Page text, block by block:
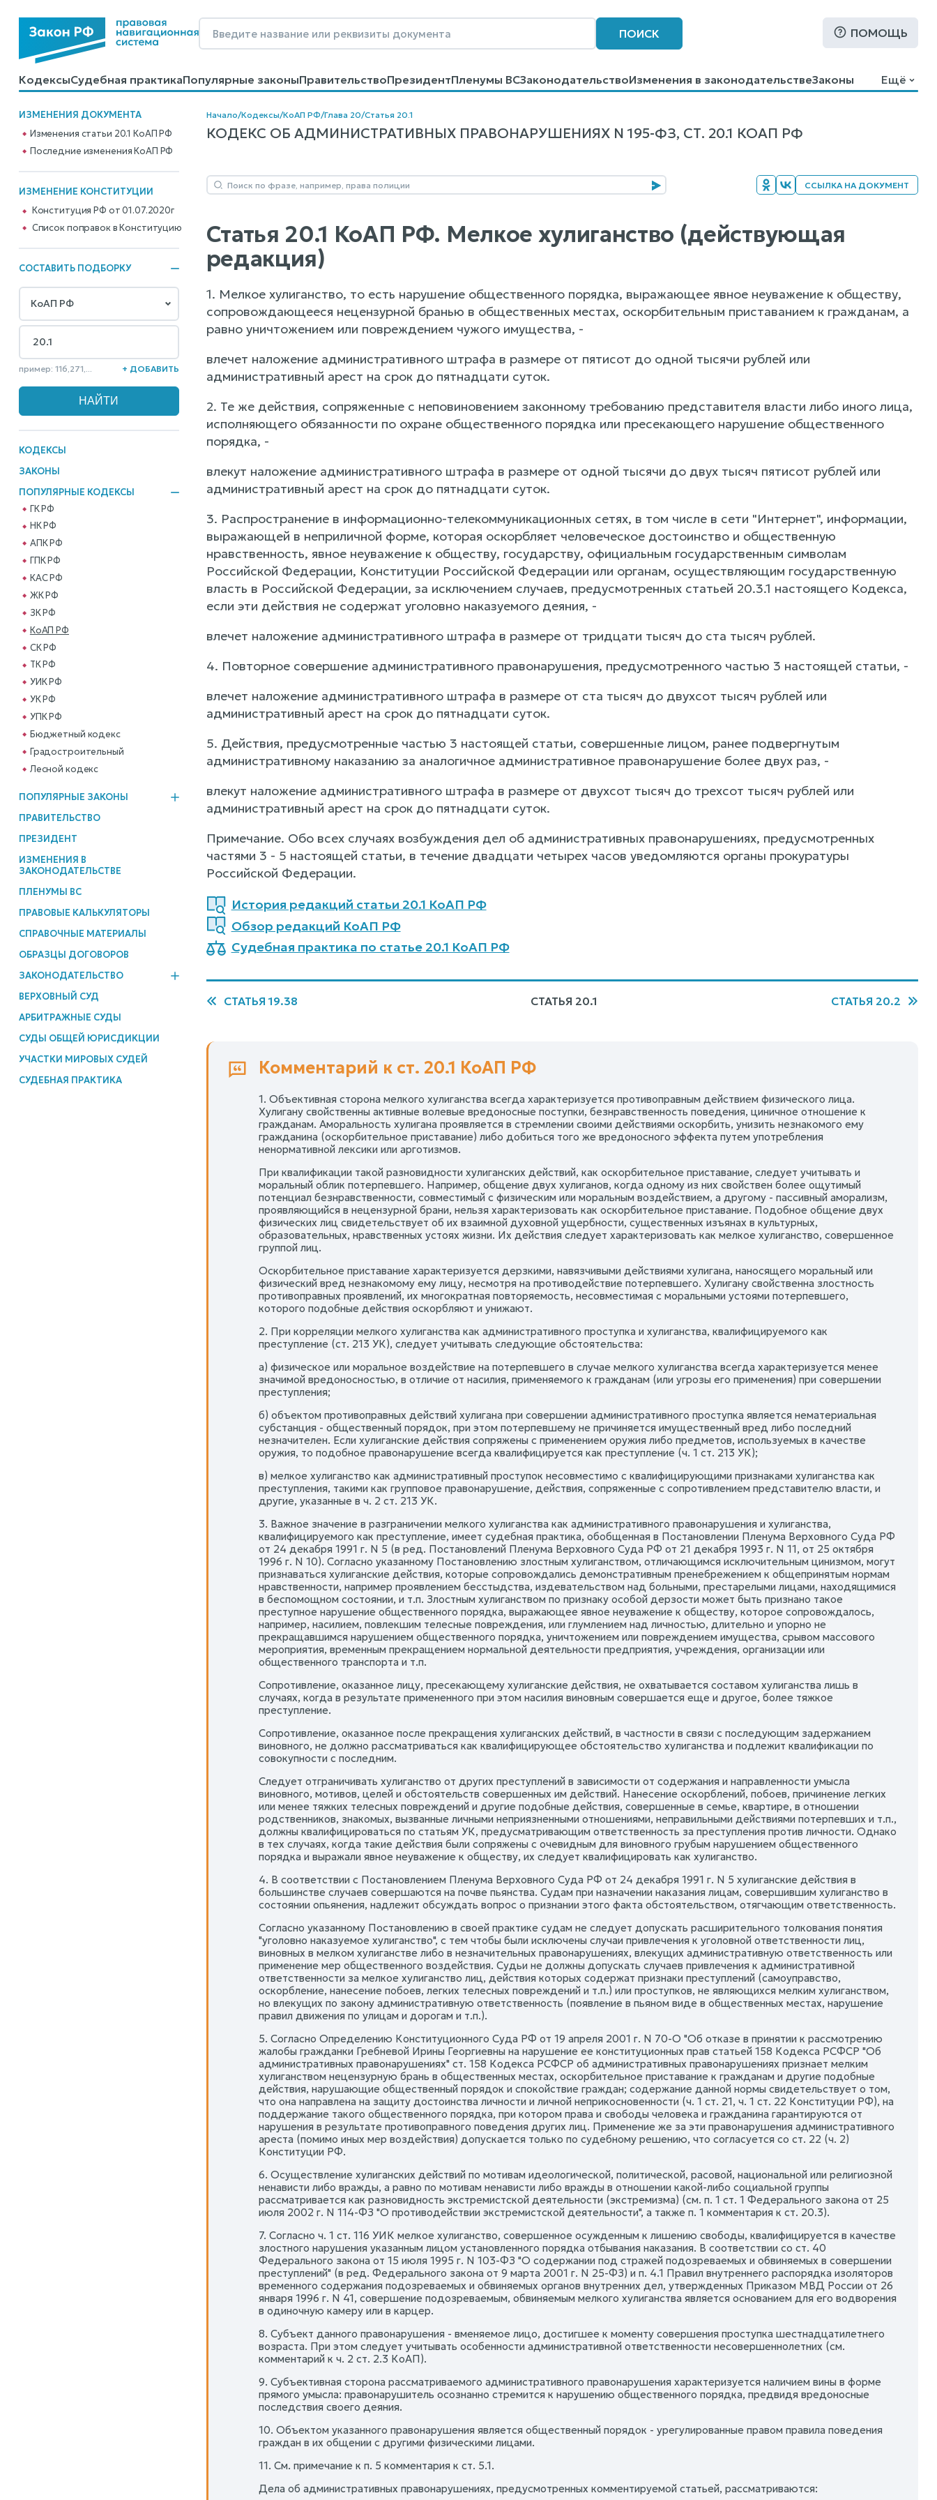
ПОИСК ПОМОЩЬ
КодексыСудебная практикаПопулярные законыПравительствоПрезидентПленумы ВСЗаконодательствоИзменения в законодательствеЗаконы
КалькуляторыСправочные материалыОбразцы договоровКонтактыПомощьПоиск
Ещё
ИЗМЕНЕНИЯ ДОКУМЕНТА
Изменения статьи 20.1 КоАП РФ
Последние изменения КоАП РФ
ИЗМЕНЕНИЕ КОНСТИТУЦИИ
Конституция РФ от 01.07.2020г
Cписок поправок в Конституцию
СОСТАВИТЬ ПОДБОРКУ
пример: 116,271,... + ДОБАВИТЬ
КОДЕКСЫ
ЗАКОНЫ
ПОПУЛЯРНЫЕ КОДЕКСЫ
ГК РФ
НК РФ
АПК РФ
ГПК РФ
КАС РФ
ЖК РФ
ЗК РФ
КоАП РФ
СК РФ
ТК РФ
УИК РФ
УК РФ
УПК РФ
Бюджетный кодекс
Градостроительный
Лесной кодекс
ПОПУЛЯРНЫЕ ЗАКОНЫ
ПРАВИТЕЛЬСТВО
ПРЕЗИДЕНТ
ИЗМЕНЕНИЯ В
ЗАКОНОДАТЕЛЬСТВЕ
ПЛЕНУМЫ ВС
ПРАВОВЫЕ КАЛЬКУЛЯТОРЫ
СПРАВОЧНЫЕ МАТЕРИАЛЫ
ОБРАЗЦЫ ДОГОВОРОВ
ЗАКОНОДАТЕЛЬСТВО
ВЕРХОВНЫЙ СУД
АРБИТРАЖНЫЕ СУДЫ
СУДЫ ОБЩЕЙ ЮРИСДИКЦИИ
УЧАСТКИ МИРОВЫХ СУДЕЙ
СУДЕБНАЯ ПРАКТИКА
Начало/Кодексы/КоАП РФ/Глава 20/Статья 20.1
КОДЕКС ОБ АДМИНИСТРАТИВНЫХ ПРАВОНАРУШЕНИЯХ N 195-ФЗ, СТ. 20.1 КОАП РФ
ССЫЛКА НА ДОКУМЕНТ
Статья 20.1 КоАП РФ. Мелкое хулиганство (действующая
редакция)
1. Мелкое хулиганство, то есть нарушение общественного порядка, выражающее явное неуважение к обществу,
сопровождающееся нецензурной бранью в общественных местах, оскорбительным приставанием к гражданам, а
равно уничтожением или повреждением чужого имущества, -
влечет наложение административного штрафа в размере от пятисот до одной тысячи рублей или
административный арест на срок до пятнадцати суток.
2. Те же действия, сопряженные с неповиновением законному требованию представителя власти либо иного лица,
исполняющего обязанности по охране общественного порядка или пресекающего нарушение общественного
порядка, -
влекут наложение административного штрафа в размере от одной тысячи до двух тысяч пятисот рублей или
административный арест на срок до пятнадцати суток.
3. Распространение в информационно-телекоммуникационных сетях, в том числе в сети "Интернет", информации,
выражающей в неприличной форме, которая оскорбляет человеческое достоинство и общественную
нравственность, явное неуважение к обществу, государству, официальным государственным символам
Российской Федерации, Конституции Российской Федерации или органам, осуществляющим государственную
власть в Российской Федерации, за исключением случаев, предусмотренных статьей 20.3.1 настоящего Кодекса,
если эти действия не содержат уголовно наказуемого деяния, -
влечет наложение административного штрафа в размере от тридцати тысяч до ста тысяч рублей.
4. Повторное совершение административного правонарушения, предусмотренного частью 3 настоящей статьи, -
влечет наложение административного штрафа в размере от ста тысяч до двухсот тысяч рублей или
административный арест на срок до пятнадцати суток.
5. Действия, предусмотренные частью 3 настоящей статьи, совершенные лицом, ранее подвергнутым
административному наказанию за аналогичное административное правонарушение более двух раз, -
влекут наложение административного штрафа в размере от двухсот тысяч до трехсот тысяч рублей или
административный арест на срок до пятнадцати суток.
Примечание. Обо всех случаях возбуждения дел об административных правонарушениях, предусмотренных
частями 3 - 5 настоящей статьи, в течение двадцати четырех часов уведомляются органы прокуратуры
Российской Федерации.
История редакций статьи 20.1 КоАП РФ
Обзор редакций КоАП РФ
Судебная практика по статье 20.1 КоАП РФ
СТАТЬЯ 19.38 СТАТЬЯ 20.1 СТАТЬЯ 20.2
Комментарий к ст. 20.1 КоАП РФ
1. Объективная сторона мелкого хулиганства всегда характеризуется противоправным действием физического лица.
Хулигану свойственны активные волевые вредоносные поступки, безнравственность поведения, циничное отношение к
гражданам. Аморальность хулигана проявляется в стремлении своими действиями оскорбить, унизить незнакомого ему
гражданина (оскорбительное приставание) либо добиться того же вредоносного эффекта путем употребления
ненормативной лексики или арготизмов.
При квалификации такой разновидности хулиганских действий, как оскорбительное приставание, следует учитывать и
моральный облик потерпевшего. Например, общение двух хулиганов, когда одному из них свойствен более ощутимый
потенциал безнравственности, совместимый с физическим или моральным воздействием, а другому - пассивный аморализм,
проявляющийся в нецензурной брани, нельзя характеризовать как оскорбительное приставание. Подобное общение двух
физических лиц свидетельствует об их взаимной духовной ущербности, существенных изъянах в культурных,
образовательных, нравственных устоях жизни. Их действия следует характеризовать как мелкое хулиганство, совершенное
группой лиц.
Оскорбительное приставание характеризуется дерзкими, навязчивыми действиями хулигана, наносящего моральный или
физический вред незнакомому ему лицу, несмотря на противодействие потерпевшего. Хулигану свойственна злостность
противоправных проявлений, их многократная повторяемость, несовместимая с моральными устоями потерпевшего,
которого подобные действия оскорбляют и унижают.
2. При корреляции мелкого хулиганства как административного проступка и хулиганства, квалифицируемого как
преступление (ст. 213 УК), следует учитывать следующие обстоятельства:
а) физическое или моральное воздействие на потерпевшего в случае мелкого хулиганства всегда характеризуется менее
значимой вредоносностью, в отличие от насилия, применяемого к гражданам (или угрозы его применения) при совершении
преступления;
б) объектом противоправных действий хулигана при совершении административного проступка является нематериальная
субстанция - общественный порядок, при этом потерпевшему не причиняется имущественный вред либо последний
незначителен. Если хулиганские действия сопряжены с применением оружия либо предметов, используемых в качестве
оружия, то подобное правонарушение всегда квалифицируется как преступление (ч. 1 ст. 213 УК);
в) мелкое хулиганство как административный проступок несовместимо с квалифицирующими признаками хулиганства как
преступления, такими как групповое правонарушение, действия, сопряженные с сопротивлением представителю власти, и
другие, указанные в ч. 2 ст. 213 УК.
3. Важное значение в разграничении мелкого хулиганства как административного правонарушения и хулиганства,
квалифицируемого как преступление, имеет судебная практика, обобщенная в Постановлении Пленума Верховного Суда РФ
от 24 декабря 1991 г. N 5 (в ред. Постановлений Пленума Верховного Суда РФ от 21 декабря 1993 г. N 11, от 25 октября
1996 г. N 10). Согласно указанному Постановлению злостным хулиганством, отличающимся исключительным цинизмом, могут
признаваться хулиганские действия, которые сопровождались демонстративным пренебрежением к общепринятым нормам
нравственности, например проявлением бесстыдства, издевательством над больными, престарелыми лицами, находящимися
в беспомощном состоянии, и т.п. Злостным хулиганством по признаку особой дерзости может быть признано такое
преступное нарушение общественного порядка, выражающее явное неуважение к обществу, которое сопровождалось,
например, насилием, повлекшим телесные повреждения, или глумлением над личностью, длительно и упорно не
прекращавшимся нарушением общественного порядка, уничтожением или повреждением имущества, срывом массового
мероприятия, временным прекращением нормальной деятельности предприятия, учреждения, организации или
общественного транспорта и т.п.
Сопротивление, оказанное лицу, пресекающему хулиганские действия, не охватывается составом хулиганства лишь в
случаях, когда в результате примененного при этом насилия виновным совершается еще и другое, более тяжкое
преступление.
Сопротивление, оказанное после прекращения хулиганских действий, в частности в связи с последующим задержанием
виновного, не должно рассматриваться как квалифицирующее обстоятельство хулиганства и подлежит квалификации по
совокупности с последним.
Следует отграничивать хулиганство от других преступлений в зависимости от содержания и направленности умысла
виновного, мотивов, целей и обстоятельств совершенных им действий. Нанесение оскорблений, побоев, причинение легких
или менее тяжких телесных повреждений и другие подобные действия, совершенные в семье, квартире, в отношении
родственников, знакомых, вызванные личными неприязненными отношениями, неправильными действиями потерпевших и т.п.,
должны квалифицироваться по статьям УК, предусматривающим ответственность за преступления против личности. Однако
в тех случаях, когда такие действия были сопряжены с очевидным для виновного грубым нарушением общественного
порядка и выражали явное неуважение к обществу, их следует квалифицировать как хулиганство.
4. В соответствии с Постановлением Пленума Верховного Суда РФ от 24 декабря 1991 г. N 5 хулиганские действия в
большинстве случаев совершаются на почве пьянства. Судам при назначении наказания лицам, совершившим хулиганство в
состоянии опьянения, надлежит обсуждать вопрос о признании этого факта обстоятельством, отягчающим ответственность.
Согласно указанному Постановлению в своей практике судам не следует допускать расширительного толкования понятия
"уголовно наказуемое хулиганство", с тем чтобы были исключены случаи привлечения к уголовной ответственности лиц,
виновных в мелком хулиганстве либо в незначительных правонарушениях, влекущих административную ответственность или
применение мер общественного воздействия. Судьи не должны допускать случаев привлечения к административной
ответственности за мелкое хулиганство лиц, действия которых содержат признаки преступлений (самоуправство,
оскорбление, нанесение побоев, легких телесных повреждений и т.п.) или проступков, не являющихся мелким хулиганством,
но влекущих по закону административную ответственность (появление в пьяном виде в общественных местах, нарушение
правил движения по улицам и дорогам и т.п.).
5. Согласно Определению Конституционного Суда РФ от 19 апреля 2001 г. N 70-О "Об отказе в принятии к рассмотрению
жалобы гражданки Гребневой Ирины Георгиевны на нарушение ее конституционных прав статьей 158 Кодекса РСФСР "Об
административных правонарушениях" ст. 158 Кодекса РСФСР об административных правонарушениях признает мелким
хулиганством нецензурную брань в общественных местах, оскорбительное приставание к гражданам и другие подобные
действия, нарушающие общественный порядок и спокойствие граждан; содержание данной нормы свидетельствует о том,
что она направлена на защиту достоинства личности и личной неприкосновенности (ч. 1 ст. 21, ч. 1 ст. 22 Конституции РФ), на
поддержание такого общественного порядка, при котором права и свободы человека и гражданина гарантируются от
нарушения в результате противоправного поведения других лиц. Применение же за эти правонарушения административного
ареста (помимо иных мер воздействия) допускается только по судебному решению, что согласуется со ст. 22 (ч. 2)
Конституции РФ.
6. Осуществление хулиганских действий по мотивам идеологической, политической, расовой, национальной или религиозной
ненависти либо вражды, а равно по мотивам ненависти либо вражды в отношении какой-либо социальной группы
рассматривается как разновидность экстремистской деятельности (экстремизма) (см. п. 1 ст. 1 Федерального закона от 25
июля 2002 г. N 114-ФЗ "О противодействии экстремистской деятельности", а также п. 1 комментария к ст. 20.3).
7. Согласно ч. 1 ст. 116 УИК мелкое хулиганство, совершенное осужденным к лишению свободы, квалифицируется в качестве
злостного нарушения указанным лицом установленного порядка отбывания наказания. В соответствии со ст. 40
Федерального закона от 15 июля 1995 г. N 103-ФЗ "О содержании под стражей подозреваемых и обвиняемых в совершении
преступлений" (в ред. Федерального закона от 9 марта 2001 г. N 25-ФЗ) и п. 4.1 Правил внутреннего распорядка изоляторов
временного содержания подозреваемых и обвиняемых органов внутренних дел, утвержденных Приказом МВД России от 26
января 1996 г. N 41, совершение подозреваемым, обвиняемым мелкого хулиганства является основанием для его водворения
в одиночную камеру или в карцер.
8. Субъект данного правонарушения - вменяемое лицо, достигшее к моменту совершения проступка шестнадцатилетнего
возраста. При этом следует учитывать особенности административной ответственности несовершеннолетних (см.
комментарий к ч. 2 ст. 2.3 КоАП).
9. Субъективная сторона рассматриваемого административного правонарушения характеризуется наличием вины в форме
прямого умысла: правонарушитель осознанно стремится к нарушению общественного порядка, предвидя вредоносные
последствия своего деяния.
10. Объектом указанного правонарушения является общественный порядок - урегулированные правом правила поведения
граждан в их общении с другими физическими лицами.
11. См. примечание к п. 5 комментария к ст. 5.1.
Дела об административных правонарушениях, предусмотренных комментируемой статьей, рассматриваются: